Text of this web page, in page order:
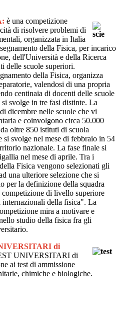
è una competizione
di risolvere problemi di
organizzata in Italia
della Fisica, per incarico
dell'Università e della Ricerca
delle scuole superiori.
della Fisica, organizza
valendosi di una propria
centinaia di docenti delle scuole
svolge in tre fasi distinte. La
dicembre nelle scuole che vi
e coinvolgono circa 50.000
oltre 850 istituti di scuola
si svolge nel mese di febbraio in 54
nazionale. La fase finale si
nel mese di aprile. Tra i
Fisica vengono selezionati gli
una ulteriore selezione che si
per la definizione della squadra
competizione di livello superiore
della fisica". La
mira a motivare e
studio della fisica fra gli
di
UNIVERSITARI di
ai test di ammissione
chimiche e biologiche.